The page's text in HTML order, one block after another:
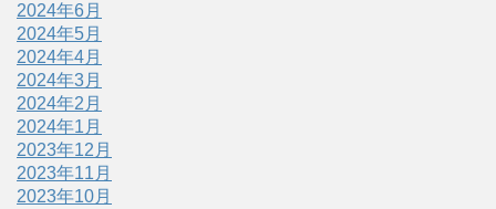
2024年6月
2024年5月
2024年4月
2024年3月
2024年2月
2024年1月
2023年12月
2023年11月
2023年10月